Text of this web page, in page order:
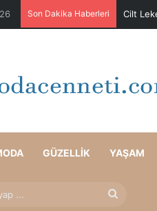
Son Dakika Haberleri Cilt
GÜZELLIK YAŞAM